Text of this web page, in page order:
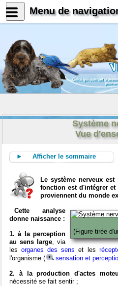
Celui qui connait
Système
Vue
► Afficher le sommaire
Le système nerveux
fonction est d'intégrer
proviennent du monde
(Figure tirée
Cette analyse
donne naissance :
1. à la perception
au sens large, via
lesorganes des sens et les
l'organisme (
sensation et
2. à la production d'actes
nécessité se fait sentir ;
Menu de